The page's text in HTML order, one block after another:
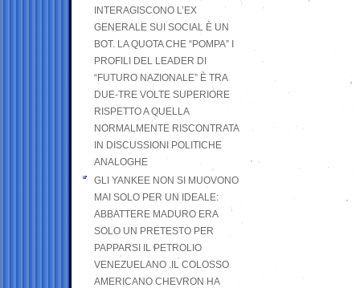
INTERAGISCONO L’EX
GENERALE SUI SOCIAL È UN
BOT. LA QUOTA CHE “POMPA” I
PROFILI DEL LEADER DI
“FUTURO NAZIONALE” È TRA
DUE-TRE VOLTE SUPERIORE
RISPETTO A QUELLA
NORMALMENTE RISCONTRATA
IN DISCUSSIONI POLITICHE
ANALOGHE
GLI YANKEE NON SI MUOVONO
MAI SOLO PER UN IDEALE:
ABBATTERE MADURO ERA
SOLO UN PRETESTO PER
PAPPARSI IL PETROLIO
VENEZUELANO .IL COLOSSO
AMERICANO CHEVRON HA